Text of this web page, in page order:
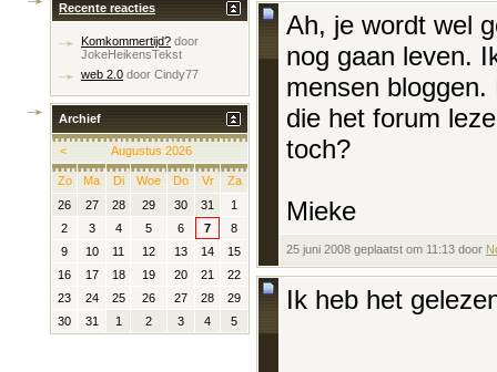
Ah, je wordt wel
nog gaan leven.
mensen
die het forum
toch?
Mieke
25 juni 2008 geplaatst om 11:13 door
Ik heb het
Recente reacties
Komkommertijd? door
JokeHeikensTekst
web 2.0 door Cindy77
Archief
< Augustus 2026
Zo Ma Di Woe Do Vr
Za
26
27 28 29 30 31
1
2
3 4 5 6 7
8
9
10 11 12 13 14
15
16
17 18 19 20 21
22
23
24 25 26 27 28
29
30
31 1 2 3 4 5